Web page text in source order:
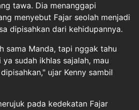
tawa. Dia menanggapi
menyebut Fajar seolah menjadi
dipisahkan dari kehidupannya.
sama Manda, tapi nggak tahu
sudah ikhlas sajalah, mau
ujar Kenny sambil
pada kedekatan Fajar